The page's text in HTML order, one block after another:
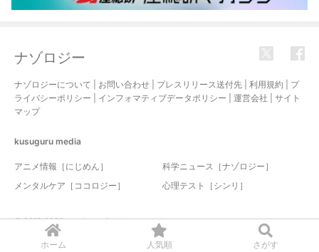
ホーム 人気順 さがす
ナゾロジー
ナゾロジーについて お問い合わせ プレスリリース送付先 利用規約
プ
ライバシーポリシー
インフォマティブデータポリシー 運営会社
サイト
マップ
kusuguru media
アニメ情報［にじめん］
科学ニュース［ナゾロジー］
メンタルケア［ココロジー］
心理テスト［シンリ］
© 2017-2026 nazology. all rights reserved.